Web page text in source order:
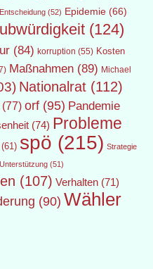
Entscheidung (52) Epidemie (66)
(124)
(84) korruption (55) Kosten
Maßnahmen (89) Michael
Nationalrat (112)
(77) orf (95) Pandemie
(74) Probleme
(61) spö (215) Strategie
Unterstützung (51)
(107) Verhalten (71)
(90) Wähler